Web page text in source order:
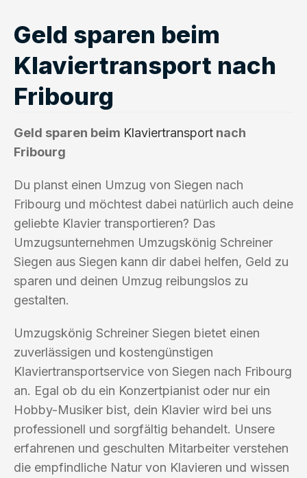
Geld sparen beim
Klaviertransport nach
Fribourg
Geld sparen beim Klaviertransport nach
Fribourg
Du planst einen Umzug von Siegen nach
Fribourg und möchtest dabei natürlich auch deine
geliebte Klavier transportieren? Das
Umzugsunternehmen Umzugskönig Schreiner
Siegen aus Siegen kann dir dabei helfen, Geld zu
sparen und deinen Umzug reibungslos zu
gestalten.
Umzugskönig Schreiner Siegen bietet einen
zuverlässigen und kostengünstigen
Klaviertransportservice von Siegen nach Fribourg
an. Egal ob du ein Konzertpianist oder nur ein
Hobby-Musiker bist, dein Klavier wird bei uns
professionell und sorgfältig behandelt. Unsere
erfahrenen und geschulten Mitarbeiter verstehen
die empfindliche Natur von Klavieren und wissen